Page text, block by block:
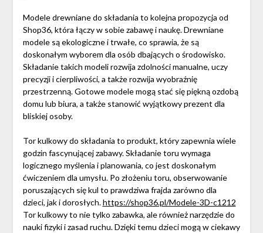
Modele drewniane do składania to kolejna propozycja od
Shop36, która łączy w sobie zabawę i naukę. Drewniane
modele są ekologiczne i trwałe, co sprawia, że są
doskonałym wyborem dla osób dbających o środowisko.
Składanie takich modeli rozwija zdolności manualne, uczy
precyzji i cierpliwości, a także rozwija wyobraźnię
przestrzenną. Gotowe modele mogą stać się piękną ozdobą
domu lub biura, a także stanowić wyjątkowy prezent dla
bliskiej osoby.
Tor kulkowy do składania to produkt, który zapewnia wiele
godzin fascynującej zabawy. Składanie toru wymaga
logicznego myślenia i planowania, co jest doskonałym
ćwiczeniem dla umysłu. Po złożeniu toru, obserwowanie
poruszających się kul to prawdziwa frajda zarówno dla
dzieci, jak i dorosłych.https://shop36.pl/Modele-3D-c1212
Tor kulkowy to nie tylko zabawka, ale również narzędzie do
nauki fizyki i zasad ruchu. Dzięki temu dzieci mogą w ciekawy